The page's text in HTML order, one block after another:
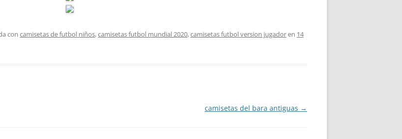
con camisetas de futbol niños,camisetas futbol mundial 2020,camisetas futbol version jugadoren 14
camisetas del bara antiguas →